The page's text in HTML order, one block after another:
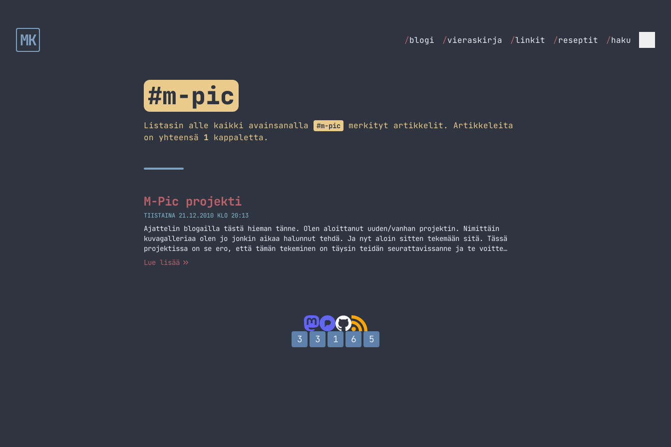
MK /blogi /vieraskirja /linkit /reseptit /haku
#m-pic
Listasin alle kaikki avainsanalla #m-pic
merkityt artikkelit. Artikkeleita
on yhteensä 1 kappaletta.
M-Pic projekti
TIISTAINA 21.12.2010 KLO 20:13
Ajattelin blogailla tästä hieman tänne. Olen aloittanut uuden/vanhan projektin. Nimittäin
kuvagalleriaa olen jo jonkin aikaa halunnut tehdä. Ja nyt aloin sitten tekemään sitä. Tässä
projektissa on se ero, että tämän tekeminen on täysin teidän seurattavissanne ja te voitte
ehdottaa ominaisuuksia tähän. Projektin tulos tulee myös ilmaiseksi jakoon teille. Eli
Lue lisää
3 3 1 6 5